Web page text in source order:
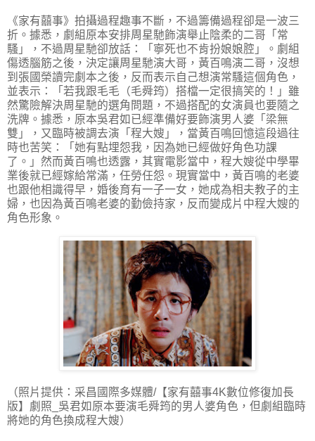
《家有囍事》拍攝過程趣事不斷，不過籌備過程卻是一波三
折。據悉，劇組原本安排周星馳飾演舉止陰柔的二哥「常
騷」，不過周星馳卻放話：「寧死也不肯扮娘娘腔」。劇組
傷透腦筋之後，決定讓周星馳演大哥，黃百鳴演二哥，沒想
到張國榮讀完劇本之後，反而表示自己想演常騷這個角色，
並表示：「若我跟毛毛（毛舜筠）搭檔一定很搞笑的！」雖
然驚險解決周星馳的選角問題，不過搭配的女演員也要隨之
洗牌。據悉，原本吳君如已經準備好要飾演男人婆「梁無
雙」，又臨時被調去演「程大嫂」，當黃百鳴回憶這段過往
時也苦笑：「她有點埋怨我，因為她已經做好角色功課
了。」然而黃百鳴也透露，其實電影當中，程大嫂從中學畢
業後就已經嫁給常滿，任勞任怨。現實當中，黃百鳴的老婆
也跟他相識得早，婚後育有一子一女，她成為相夫教子的主
婦，也因為黃百鳴老婆的勤儉持家，反而變成片中程大嫂的
角色形象。
（照片提供：采昌國際多媒體/【家有囍事4K數位修復加長
版】劇照_吳君如原本要演毛舜筠的男人婆角色，但劇組臨時
將她的角色換成程大嫂）